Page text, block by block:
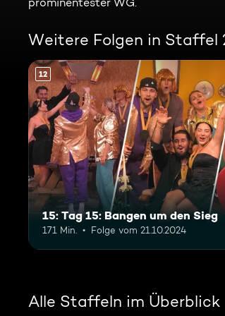
Weitere Folgen in Staffel
12
15: Tag 15: Bangen um den Sieg
171 Min. Folge vom 21.10.2024
Alle Staffeln im Überblick